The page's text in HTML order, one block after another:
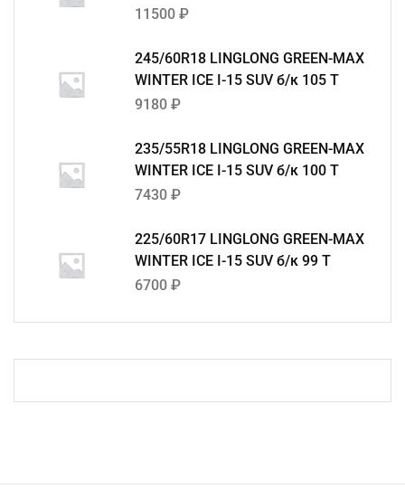
11500 ₽
245/60R18 LINGLONG GREEN-MAX
WINTER ICE I-15 SUV б/к 105 T
9180 ₽
235/55R18 LINGLONG GREEN-MAX
WINTER ICE I-15 SUV б/к 100 T
7430 ₽
225/60R17 LINGLONG GREEN-MAX
WINTER ICE I-15 SUV б/к 99 T
6700 ₽